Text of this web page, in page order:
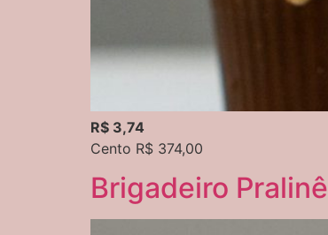
R$ 3,74
Cento R$ 374,00
Brigadeiro Pralinê